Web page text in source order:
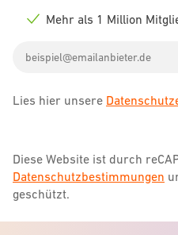
icon
Mehr als 1 Million
address
Lies hier unsere
Diese Website ist durch
Datenschutzbestimmungen
geschützt.